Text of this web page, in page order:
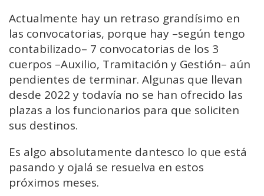
Actualmente hay un retraso grandísimo en
las convocatorias, porque hay –según tengo
contabilizado– 7 convocatorias de los 3
cuerpos –Auxilio, Tramitación y Gestión– aún
pendientes de terminar. Algunas que llevan
desde 2022 y todavía no se han ofrecido las
plazas a los funcionarios para que soliciten
sus destinos.
Es algo absolutamente dantesco lo que está
pasando y ojalá se resuelva en estos
próximos meses.